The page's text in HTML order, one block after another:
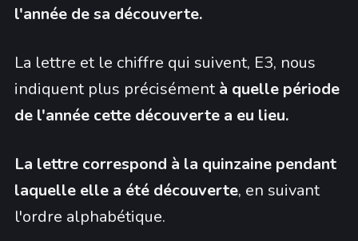
l'année de sa découverte.
La lettre et le chiffre qui suivent, E3, nous
indiquent plus précisément à quelle période
de l'année cette découverte a eu lieu.
La lettre correspond à la quinzaine pendant
laquelle elle a été découverte, en suivant
l'ordre alphabétique.